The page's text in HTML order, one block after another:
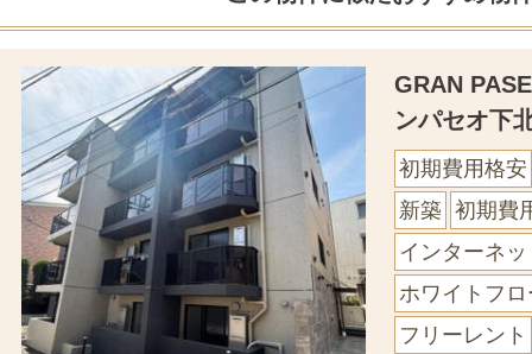
GRAN
ンパセオ下
初期費用格安
新築 初期費
インターネ
ホワイトフ
フリーレント